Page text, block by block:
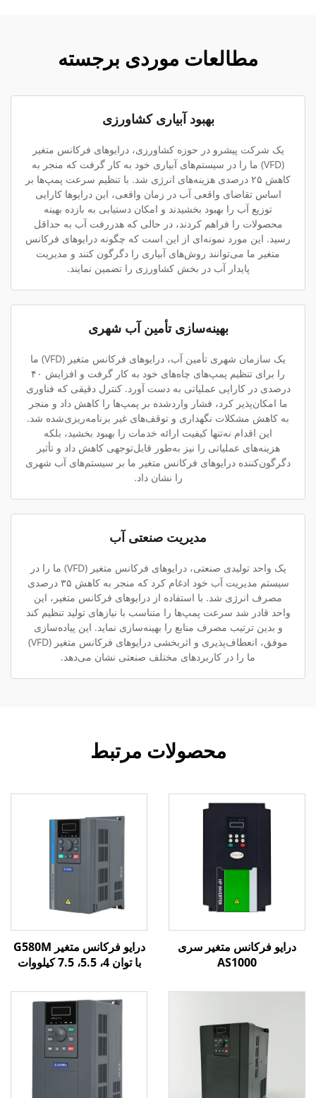
مطالعات موردی برجسته
بهبود آبیاری کشاورزی
یک شرکت پیشرو در حوزه کشاورزی، درایوهای فرکانس متغیر
(VFD) ما را در سیستم‌های آبیاری خود به کار گرفت که منجر به
کاهش ۲۵ درصدی هزینه‌های انرژی شد. با تنظیم سرعت پمپ‌ها بر
اساس تقاضای واقعی آب در زمان واقعی، این درایوها کارایی
توزیع آب را بهبود بخشیدند و امکان دستیابی به بازده بهینه
محصولات را فراهم کردند، در حالی که هدررفت آب به حداقل
رسید. این مورد نمونه‌ای از این است که چگونه درایوهای فرکانس
متغیر ما می‌توانند روش‌های آبیاری را دگرگون کنند و مدیریت
پایدار آب در بخش کشاورزی را تضمین نمایند.
بهینه‌سازی تأمین آب شهری
یک سازمان شهری تأمین آب، درایوهای فرکانس متغیر (VFD) ما
را برای تنظیم پمپ‌های چاه‌های خود به کار گرفت و افزایش ۴۰
درصدی در کارایی عملیاتی به دست آورد. کنترل دقیقی که فناوری
ما امکان‌پذیر کرد، فشار واردشده بر پمپ‌ها را کاهش داد و منجر
به کاهش مشکلات نگهداری و توقف‌های غیر برنامه‌ریزی‌شده شد.
این اقدام نه‌تنها کیفیت ارائه خدمات را بهبود بخشید، بلکه
هزینه‌های عملیاتی را نیز به‌طور قابل‌توجهی کاهش داد و تأثیر
دگرگون‌کننده درایوهای فرکانس متغیر ما بر سیستم‌های آب شهری
را نشان داد.
مدیریت صنعتی آب
یک واحد تولیدی صنعتی، درایوهای فرکانس متغیر (VFD) ما را در
سیستم مدیریت آب خود ادغام کرد که منجر به کاهش ۳۵ درصدی
مصرف انرژی شد. با استفاده از درایوهای فرکانس متغیر، این
واحد قادر شد سرعت پمپ‌ها را متناسب با نیازهای تولید تنظیم کند
و بدین ترتیب مصرف منابع را بهینه‌سازی نماید. این پیاده‌سازی
موفق، انعطاف‌پذیری و اثربخشی درایوهای فرکانس متغیر (VFD)
ما را در کاربردهای مختلف صنعتی نشان می‌دهد.
محصولات مرتبط
درایو فرکانس متغیر سری
AS1000
درایو فرکانس متغیر G580M
با توان 4، 5.5، 7.5 کیلووات